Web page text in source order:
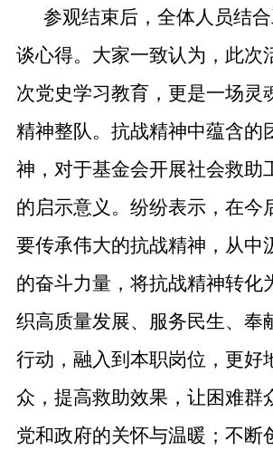
参观结束后，全体人员结合
谈心得。大家一致认为，此次
次党史学习教育，更是一场灵
精神整队。抗战精神中蕴含的
神，对于基金会开展社会救助
的启示意义。纷纷表示，在今
要传承伟大的抗战精神，从中
的奋斗力量，将抗战精神转化
织高质量发展、服务民生、奉
行动，融入到本职岗位，更好
众，提高救助效果，让困难群
党和政府的关怀与温暖；不断